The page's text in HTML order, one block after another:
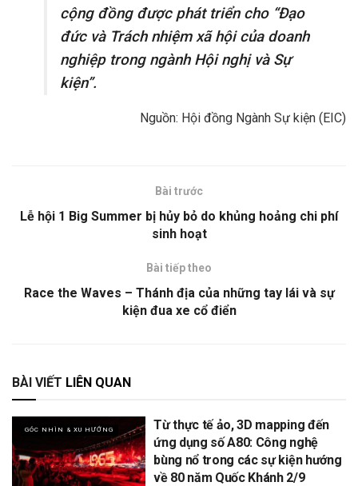
cộng đồng được phát triển cho “Đạo
đức và Trách nhiệm xã hội của doanh
nghiệp trong ngành Hội nghị và Sự
kiện”.
Nguồn: Hội đồng Ngành Sự kiện (EIC)
Bài trước
Lễ hội 1 Big Summer bị hủy bỏ do khủng hoảng chi phí
sinh hoạt
Bài tiếp theo
Race the Waves – Thánh địa của những tay lái và sự
kiện đua xe cổ điển
BÀI VIẾT LIÊN QUAN
GÓC NHÌN & XU HƯỚNG
Từ thực tế ảo, 3D mapping đến
ứng dụng số A80: Công nghệ
bùng nổ trong các sự kiện hướng
về 80 năm Quốc Khánh 2/9